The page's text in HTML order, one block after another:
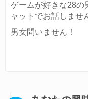
ゲームが好きな28の
ャットでお話しませ
男女問いません！